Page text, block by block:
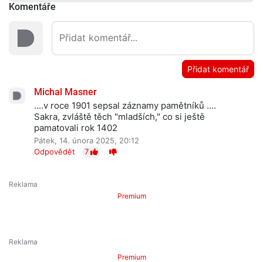
Komentáře
Přidat komentář
Michal Masner
....v roce 1901 sepsal záznamy pamětníků ....
Sakra, zvláště těch "mladších," co si ještě
pamatovali rok 1402
Pátek, 14. února 2025, 20:12
Odpovědět
7
Premium
Premium